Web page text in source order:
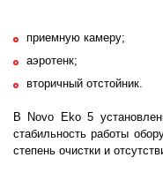
приемную камеру;
аэротенк;
вторичный отстойник.
В Novo Eko 5
стабильность работы
степень очистки и